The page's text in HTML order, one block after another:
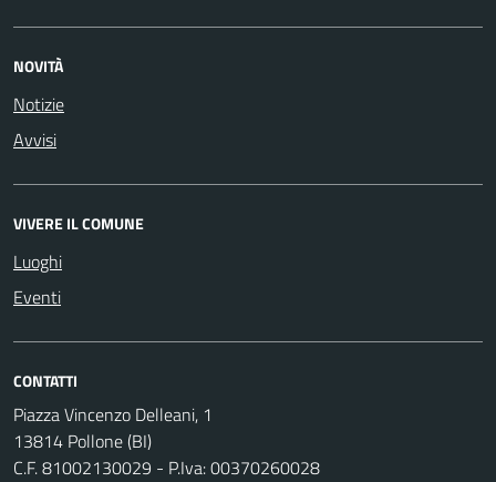
NOVITÀ
Notizie
Avvisi
VIVERE IL COMUNE
Luoghi
Eventi
CONTATTI
Piazza Vincenzo Delleani, 1
13814 Pollone (BI)
C.F. 81002130029 - P.Iva: 00370260028